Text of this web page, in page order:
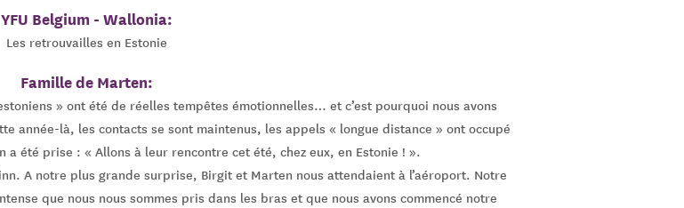
YFU Belgium - Wallonia:
Les retrouvailles en Estonie
Famille de Marten:
» ont été de réelles tempêtes émotionnelles… et c’est pourquoi nous avons
année-là, les contacts se sont maintenus, les appels « longue distance » ont occupé
été prise : « Allons à leur rencontre cet été, chez eux, en Estonie ! ».
A notre plus grande surprise, Birgit et Marten nous attendaient à l’aéroport. Notre
que nous nous sommes pris dans les bras et que nous avons commencé notre